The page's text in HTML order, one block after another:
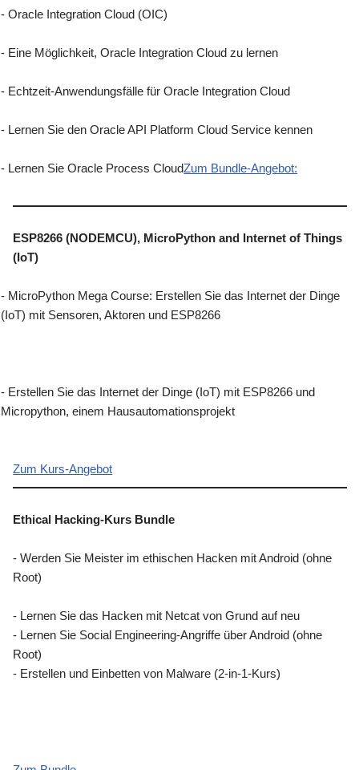
- Oracle Integration Cloud (OIC)
- Eine Möglichkeit, Oracle Integration Cloud zu lernen
- Echtzeit-Anwendungsfälle für Oracle Integration Cloud
- Lernen Sie den Oracle API Platform Cloud Service kennen
- Lernen Sie Oracle Process CloudZum Bundle-Angebot:
ESP8266 (NODEMCU), MicroPython and Internet of Things
(IoT)
- MicroPython Mega Course: Erstellen Sie das Internet der Dinge
(IoT) mit Sensoren, Aktoren und ESP8266
- Erstellen Sie das Internet der Dinge (IoT) mit ESP8266 und
Micropython, einem Hausautomationsprojekt
Zum Kurs-Angebot
Ethical Hacking-Kurs Bundle
- Werden Sie Meister im ethischen Hacken mit Android (ohne
Root)
- Lernen Sie das Hacken mit Netcat von Grund auf neu
- Lernen Sie Social Engineering-Angriffe über Android (ohne
Root)
- Erstellen und Einbetten von Malware (2-in-1-Kurs)